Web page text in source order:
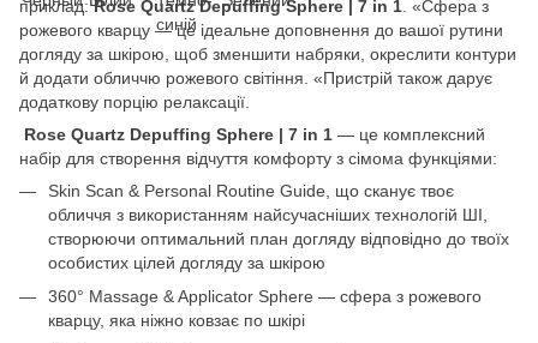
приклад:Rose Quartz Depuffing Sphere | 7 in 1 . «Сфера з
рожевого кварцу — це ідеальне доповнення до вашої рутини
догляду за шкірою, щоб зменшити набряки, окреслити контури
й додати обличчю рожевого світіння. «Пристрій також дарує
додаткову порцію релаксації.
Rose Quartz Depuffing Sphere | 7 in 1 — це комплексний
набір для створення відчуття комфорту з сімома функціями:
Skin Scan & Personal Routine Guide, що сканує твоє
обличчя з використанням найсучасніших технологій ШІ,
створюючи оптимальний план догляду відповідно до твоїх
особистих цілей догляду за шкірою
360° Massage & Applicator Sphere — сфера з рожевого
кварцу, яка ніжно ковзає по шкірі